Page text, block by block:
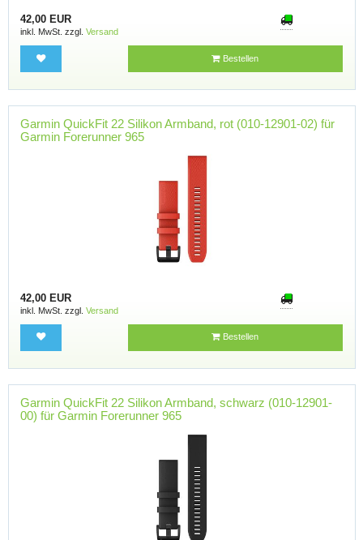
42,00 EUR
inkl. MwSt. zzgl. Versand
Bestellen
Garmin QuickFit 22 Silikon Armband, rot (010-12901-02) für
Garmin Forerunner 965
42,00 EUR
inkl. MwSt. zzgl. Versand
Bestellen
Garmin QuickFit 22 Silikon Armband, schwarz (010-12901-
00) für Garmin Forerunner 965